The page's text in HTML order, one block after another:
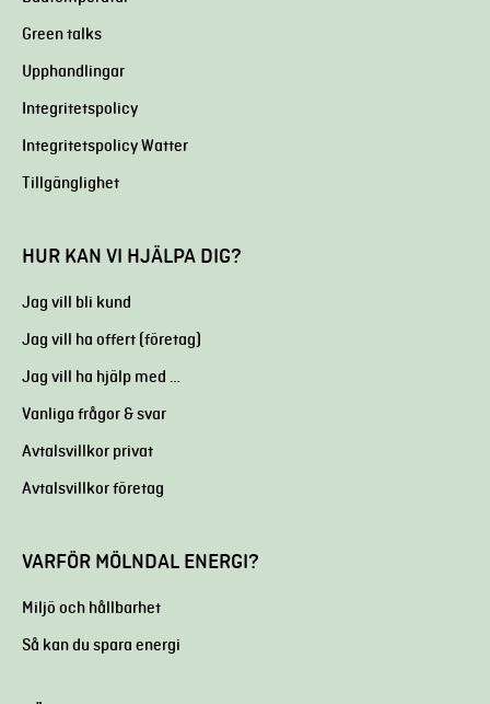
Green talks
Upphandlingar
Integritetspolicy
Integritetspolicy Watter
Tillgänglighet
HUR KAN VI HJÄLPA DIG?
Jag vill bli kund
Jag vill ha offert (företag)
Jag vill ha hjälp med …
Vanliga frågor & svar
Avtalsvillkor privat
Avtalsvillkor företag
VARFÖR MÖLNDAL ENERGI?
Miljö och hållbarhet
Så kan du spara energi